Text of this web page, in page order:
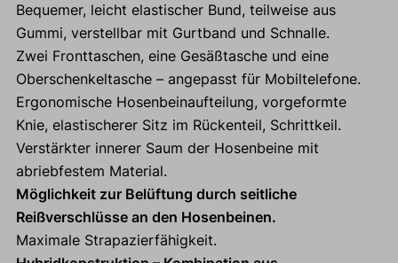
Bequemer, leicht elastischer Bund, teilweise aus
Gummi, verstellbar mit Gurtband und Schnalle.
Zwei Fronttaschen, eine Gesäßtasche und eine
Oberschenkeltasche – angepasst für Mobiltelefone.
Ergonomische Hosenbeinaufteilung, vorgeformte
Knie, elastischerer Sitz im Rückenteil, Schrittkeil.
Verstärkter innerer Saum der Hosenbeine mit
abriebfestem Material.
Möglichkeit zur Belüftung durch seitliche
Reißverschlüsse an den Hosenbeinen.
Maximale Strapazierfähigkeit.